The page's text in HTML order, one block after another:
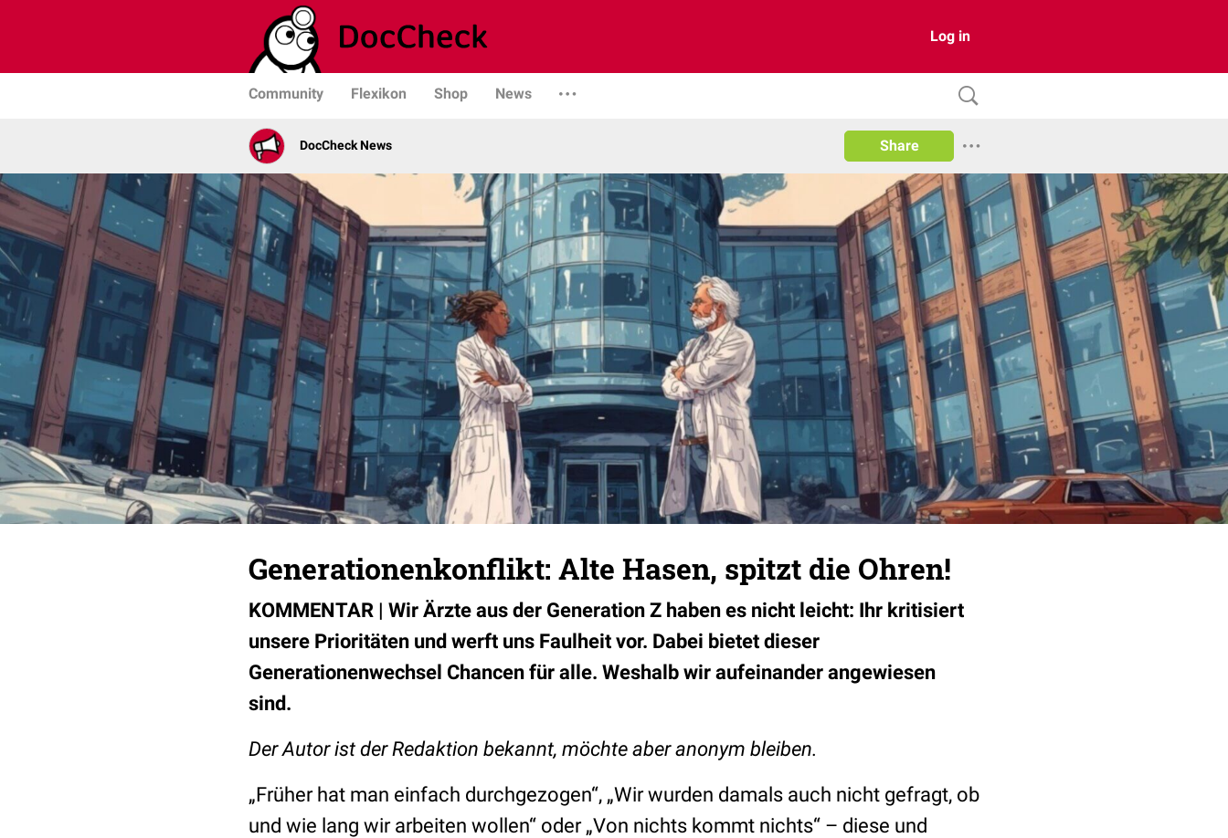
Log in
Community Flexikon Shop News
DocCheck News Share
Generationenkonflikt: Alte Hasen, spitzt die Ohren!
KOMMENTAR | Wir Ärzte aus der Generation Z haben es nicht leicht: Ihr kritisiert
unsere Prioritäten und werft uns Faulheit vor. Dabei bietet dieser
Generationenwechsel Chancen für alle. Weshalb wir aufeinander angewiesen
sind.
Der Autor ist der Redaktion bekannt, möchte aber anonym bleiben.
„Früher hat man einfach durchgezogen“, „Wir wurden damals auch nicht gefragt, ob
und wie lang wir arbeiten wollen“ oder „Von nichts kommt nichts“ – diese und